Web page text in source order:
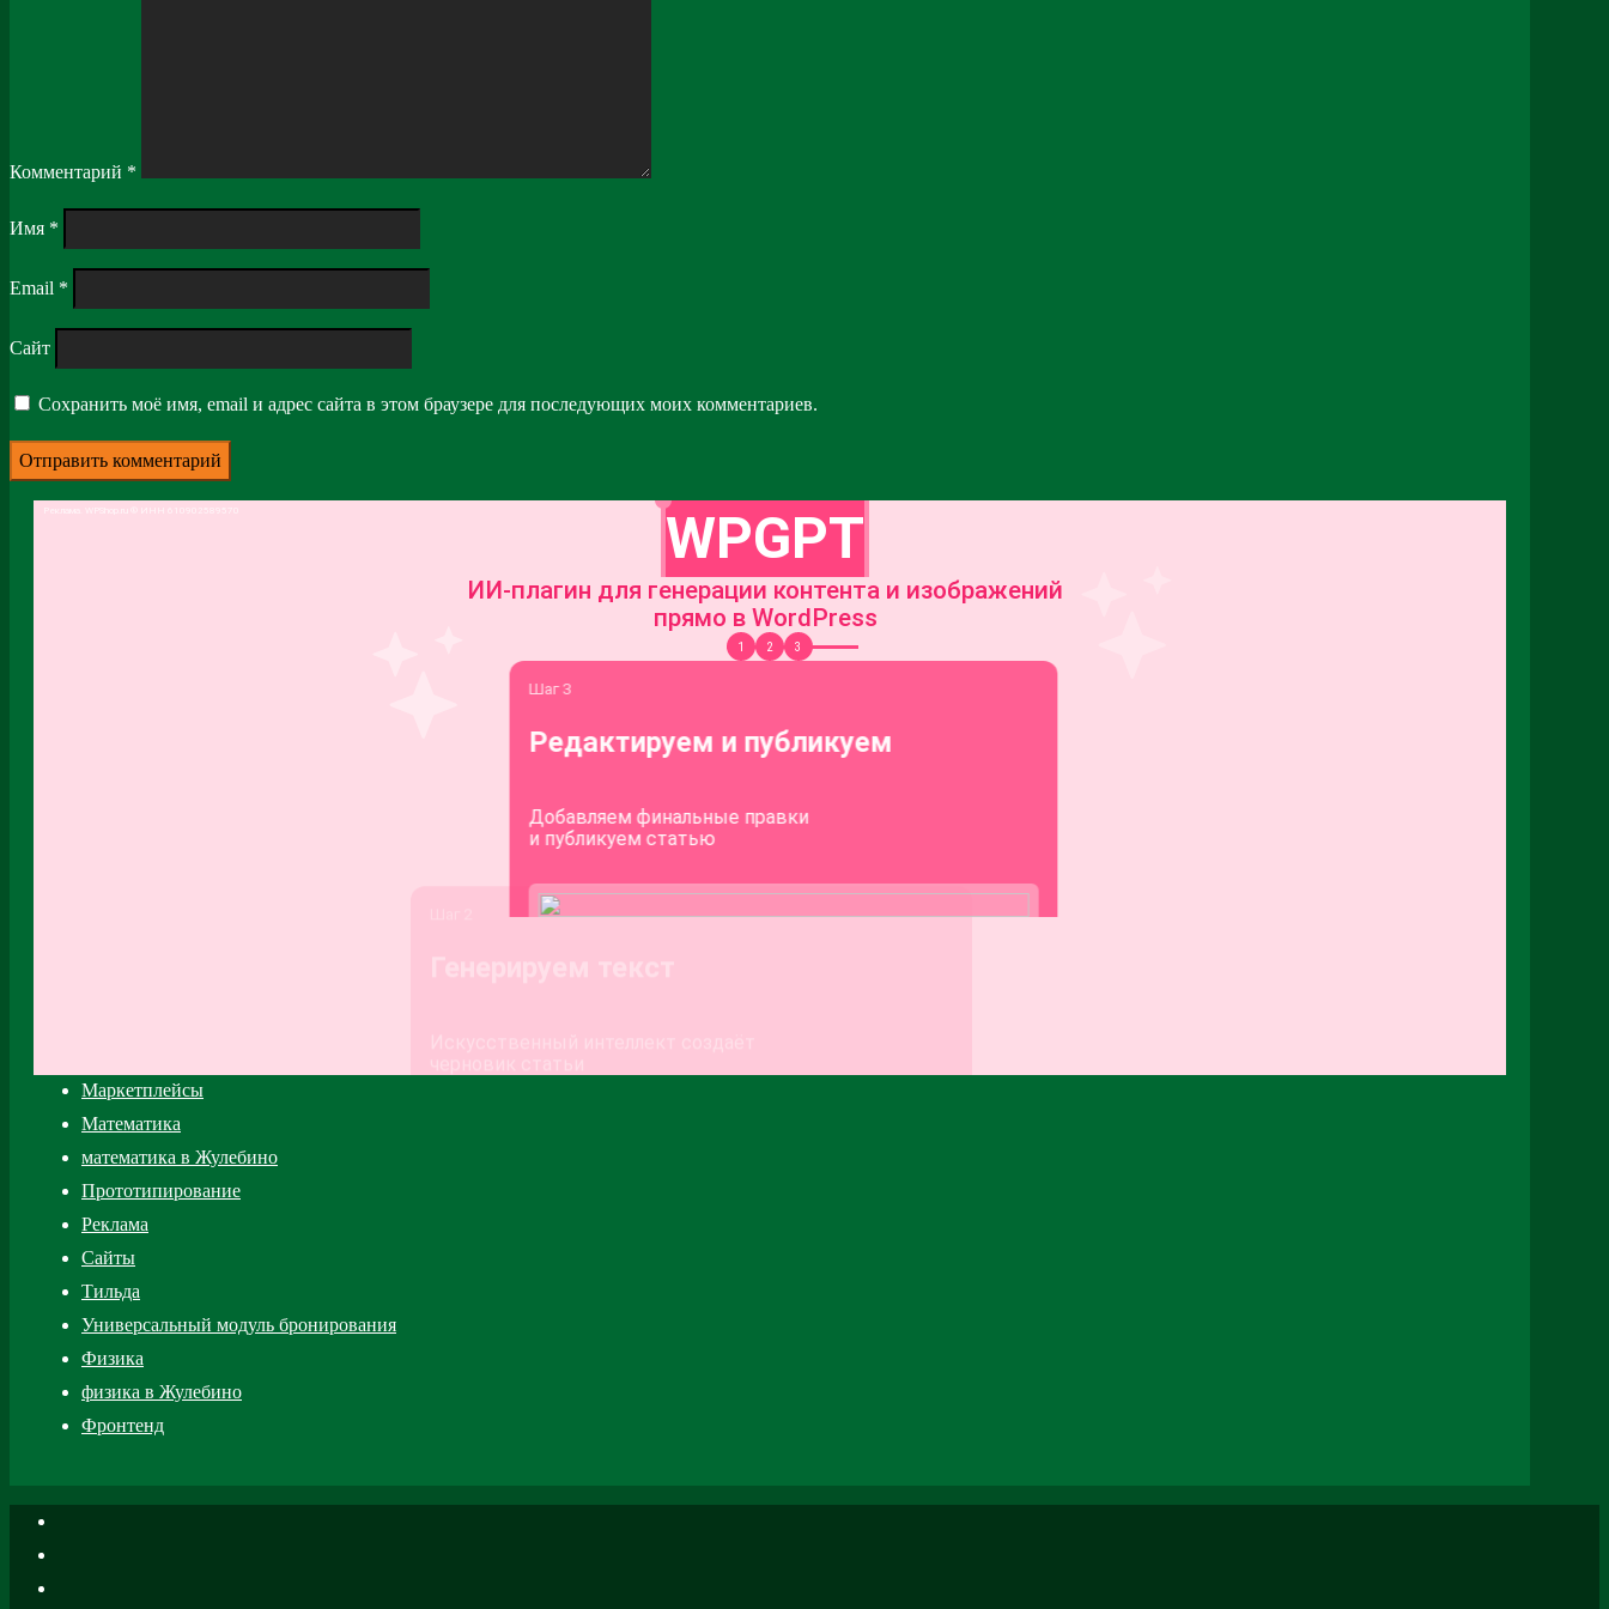
Комментарий *
Имя *
Email *
Сайт
Сохранить моё имя, email и адрес сайта в этом браузере для последующих моих комментариев.
Рубрики
Маркетплейсы
Математика
математика в Жулебино
Прототипирование
Реклама
Сайты
Тильда
Универсальный модуль бронирования
Физика
физика в Жулебино
Фронтенд